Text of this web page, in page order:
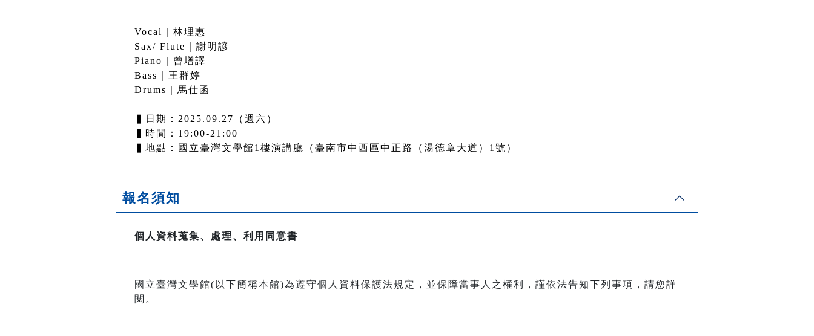
Vocal｜林理惠
Sax/ Flute｜謝明諺
Piano｜曾增譯
Bass｜王群婷
Drums｜馬仕函
▍日期：2025.09.27（週六）
▍時間：19:00-21:00
▍地點：國立臺灣文學館1樓演講廳（臺南市中西區中正路（湯德章大道）1號）
報名須知
個人資料蒐集、處理、利用同意書
國立臺灣文學館(以下簡稱本館)為遵守個人資料保護法規定，並保障當事人之權利，謹依法告知下列事項，請您詳
閱。